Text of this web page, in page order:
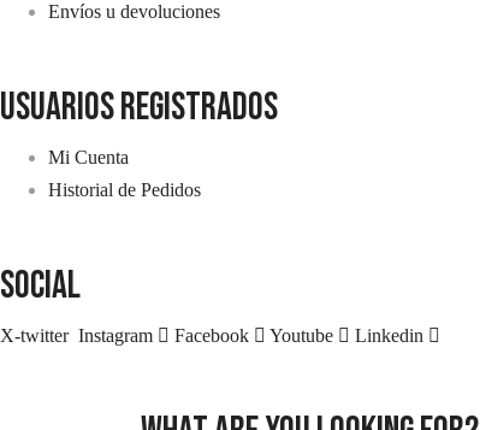
Envíos u devoluciones
usuarios registrados
Mi Cuenta
Historial de Pedidos
SOCIAL
X-twitter Instagram Facebook Youtube Linkedin